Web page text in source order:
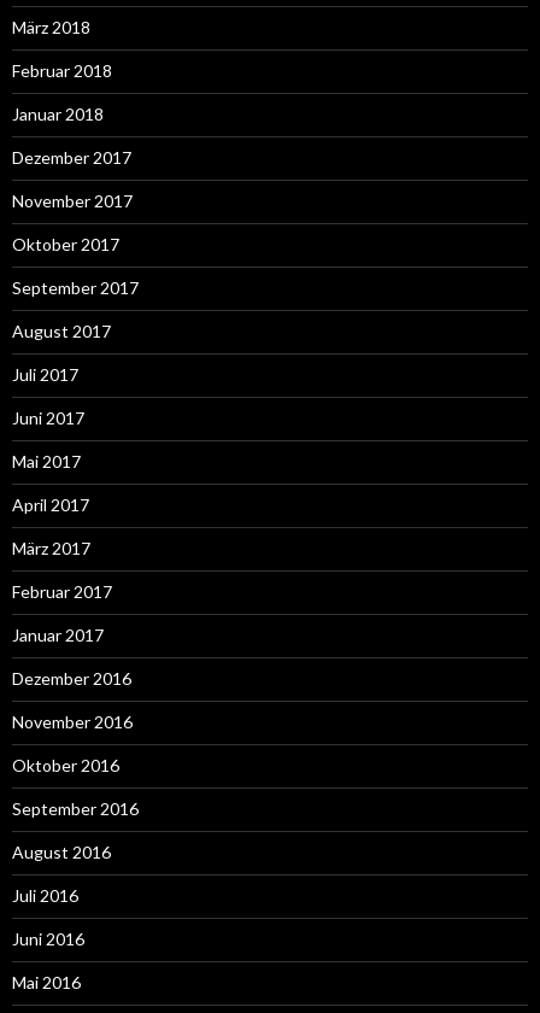
März 2018
Februar 2018
Januar 2018
Dezember 2017
November 2017
Oktober 2017
September 2017
August 2017
Juli 2017
Juni 2017
Mai 2017
April 2017
März 2017
Februar 2017
Januar 2017
Dezember 2016
November 2016
Oktober 2016
September 2016
August 2016
Juli 2016
Juni 2016
Mai 2016